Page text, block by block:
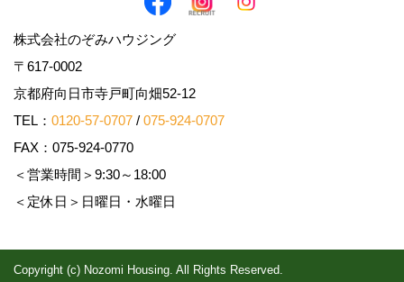
株式会社のぞみハウジング
〒617-0002
京都府向日市寺戸町向畑52-12
TEL： 0120-57-0707 / 075-924-0707
FAX：075-924-0770
＜営業時間＞9:30～18:00
＜定休日＞日曜日・水曜日
Copyright (c) Nozomi Housing. All Rights Reserved.